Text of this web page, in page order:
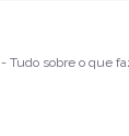
- Tudo sobre o que